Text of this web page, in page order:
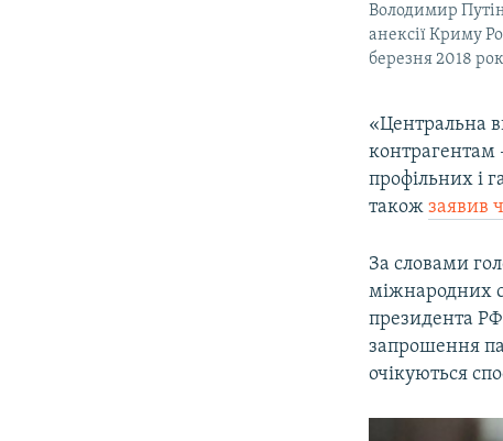
Володимир
анексії Криму
березня 2018
«Центральна
контрагентам
профільних і
такожзаявив
За словами
міжнародних
президента РФ
запрошення
очікуються